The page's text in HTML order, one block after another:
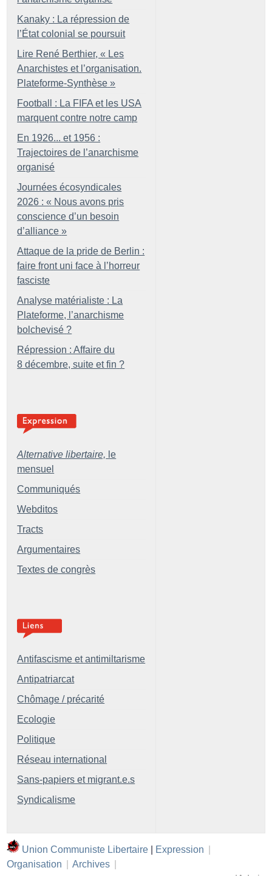
Kanaky : La répression de
l’État colonial se poursuit
Lire René Berthier, « Les
Anarchistes et l’organisation.
Plateforme-Synthèse »
Football : La FIFA et les USA
marquent contre notre camp
En 1926... et 1956 :
Trajectoires de l’anarchisme
organisé
Journées écosyndicales
2026 : « Nous avons pris
conscience d’un besoin
d’alliance »
Attaque de la pride de Berlin :
faire front uni face à l’horreur
fasciste
Analyse matérialiste : La
Plateforme, l’anarchisme
bolchevisé ?
Répression : Affaire du
8 décembre, suite et fin ?
Alternative libertaire, le
mensuel
Communiqués
Webditos
Tracts
Argumentaires
Textes de congrès
Antifascisme et antimiltarisme
Antipatriarcat
Chômage / précarité
Ecologie
Politique
Réseau international
Sans-papiers et migrant.e.s
Syndicalisme
Union Communiste Libertaire Expression
Organisation
Archives